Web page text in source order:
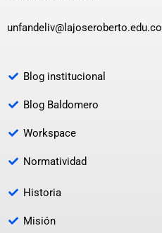
unfandeliv@lajoseroberto.edu.co
Blog institucional
Blog Baldomero
Workspace
Normatividad
Historia
Misión